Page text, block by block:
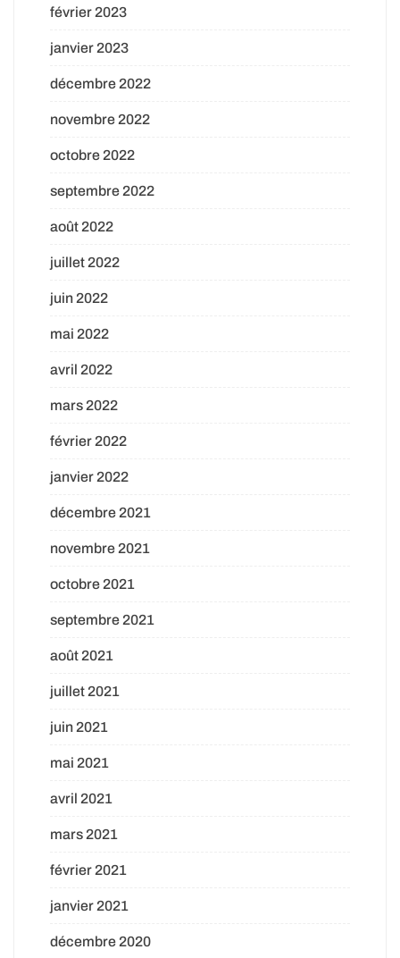
février 2023
janvier 2023
décembre 2022
novembre 2022
octobre 2022
septembre 2022
août 2022
juillet 2022
juin 2022
mai 2022
avril 2022
mars 2022
février 2022
janvier 2022
décembre 2021
novembre 2021
octobre 2021
septembre 2021
août 2021
juillet 2021
juin 2021
mai 2021
avril 2021
mars 2021
février 2021
janvier 2021
décembre 2020